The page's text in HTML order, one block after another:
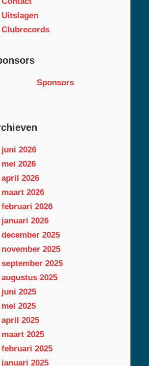
Uitslagen
Clubrecords
juni 2026
mei 2026
april 2026
maart 2026
februari 2026
januari 2026
december 2025
november 2025
september 2025
augustus 2025
juni 2025
mei 2025
april 2025
maart 2025
februari 2025
januari 2025